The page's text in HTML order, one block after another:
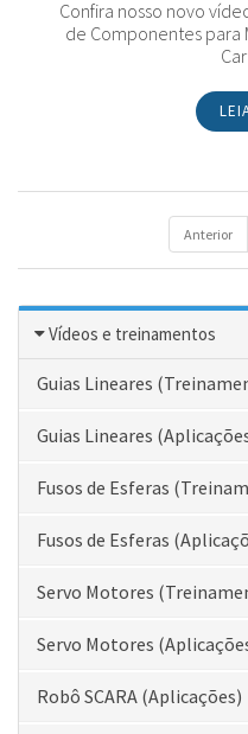
Confira nosso novo
de Componentes para
Anterior
Vídeos e treinamentos
Guias Lineares
Guias Lineares
Fusos de Esferas
Fusos de Esferas
Servo Motores
Servo Motores
Robô SCARA (Aplicações)